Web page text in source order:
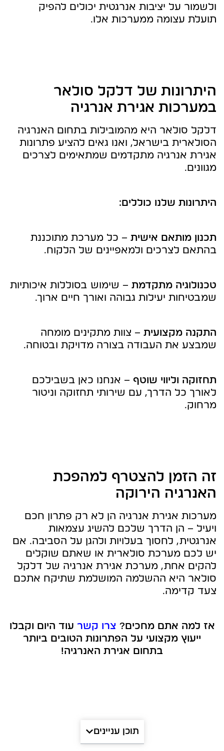
ולשמור על יציבות אנרגטית יכולים להפיק
תועלת עצומה ממערכות אלו.
היתרונות של דלקל סולאר
במערכות אגירת אנרגיה
דלקל סולאר היא מהמובילות בתחום האנרגיה
הסולארית בישראל, ואנו גאים להציע פתרונות
אגירת אנרגיה מתקדמים שמתאימים לצרכים
מגוונים.
היתרונות שלנו כוללים:
תכנון מותאם אישית – כל מערכת מתוכננת
בהתאם לצרכים ולמאפיינים של הלקוח.
טכנולוגיה מתקדמת – שימוש בסוללות איכותיות
שמבטיחות יעילות גבוהה ואורך חיים ארוך.
התקנה מקצועית – צוות מתקינים מומחה
שמבצע את העבודה בצורה מדויקת ובטוחה.
תחזוקה וליווי שוטף – אנחנו כאן בשבילכם
לאורך כל הדרך, עם שירותי תחזוקה וניטור
מרחוק.
זה הזמן להצטרף למהפכת
האנרגיה הירוקה
מערכות אגירת אנרגיה הן לא רק פתרון חכם
ויעיל – הן הדרך שלכם להשיג עצמאות
אנרגטית, לחסוך בעלויות ולהגן על הסביבה. אם
יש לכם מערכת סולארית או שאתם שוקלים
להקים אחת, מערכת אגירת אנרגיה של דלקל
סולאר היא ההשלמה המושלמת שתיקח אתכם
צעד קדימה.
אז למה אתם מחכים? צרו קשר עוד היום וקבלו
ייעוץ מקצועי על הפתרונות הטובים ביותר
בתחום אגירת האנרגיה!
תוכן עניינים